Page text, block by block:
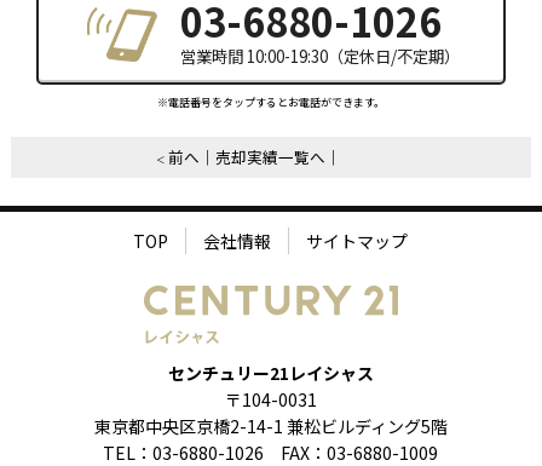
03-6880-1026
営業時間 10:00-19:30（定休日/不定期）
※電話番号をタップするとお電話ができます。
前へ 売却実績一覧へ
TOP 会社情報 サイトマップ
センチュリー21レイシャス
〒104-0031
東京都中央区京橋2-14-1 兼松ビルディング5階
TEL：03-6880-1026 FAX：03-6880-1009